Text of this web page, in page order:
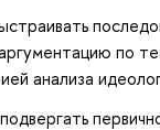
по
анализа